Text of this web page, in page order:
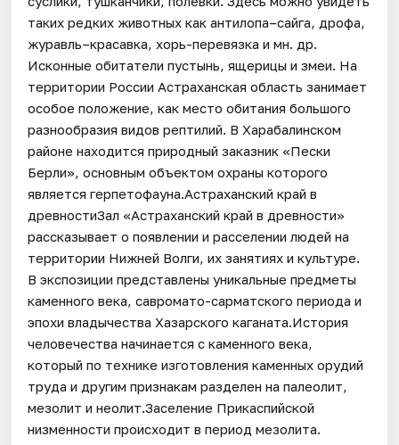
таких редких животных как антилопа–сайга, дрофа,
журавль–красавка, хорь-перевязка и мн. др.
Исконные обитатели пустынь, ящерицы и змеи. На
территории России Астраханская область занимает
особое положение, как место обитания большого
разнообразия видов рептилий. В Харабалинском
районе находится природный заказник «Пески
Берли», основным объектом охраны которого
является герпетофауна.Астраханский край в
древностиЗал «Астраханский край в древности»
рассказывает о появлении и расселении людей на
территории Нижней Волги, их занятиях и культуре.
В экспозиции представлены уникальные предметы
каменного века, савромато-сарматского периода и
эпохи владычества Хазарского каганата.История
человечества начинается с каменного века,
который по технике изготовления каменных орудий
труда и другим признакам разделен на палеолит,
мезолит и неолит.Заселение Прикаспийской
низменности происходит в период мезолита.